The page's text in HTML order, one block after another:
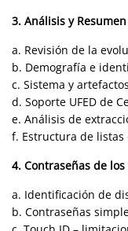
3. Análisis y
a. Revisión de la
b. Demografía e
c. Sistema y
d. Soporte UFED de
e. Análisis de
f. Estructura de
4. Contraseñas de
a. Identificación de
b. Contraseñas